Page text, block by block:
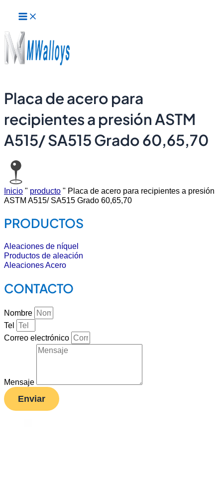
contenido
principal
Placa de acero para
recipientes a presión ASTM
A515/ SA515 Grado 60,65,70
Inicio " producto " Placa de acero para recipientes a presión
ASTM A515/ SA515 Grado 60,65,70
PRODUCTOS
Aleaciones de níquel
Productos de aleación
Aleaciones Acero
CONTACTO
Nombre
Tel
Correo electrónico
Mensaje
Enviar